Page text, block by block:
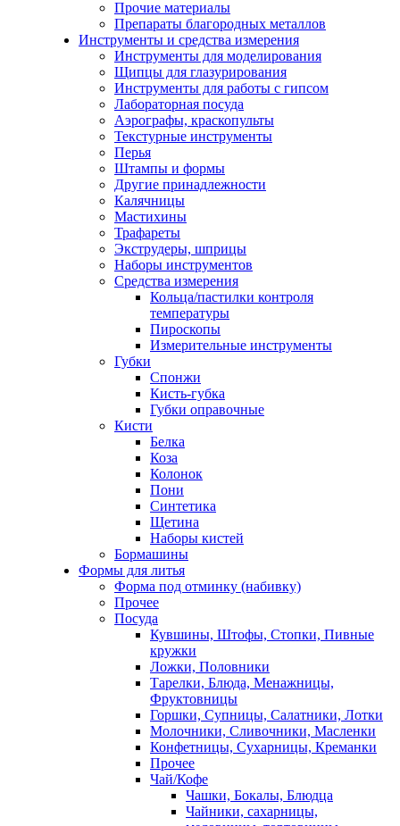
Прочие материалы
Препараты благородных металлов
Инструменты и средства измерения
Инструменты для моделирования
Щипцы для глазурирования
Инструменты для работы с гипсом
Лабораторная посуда
Аэрографы, краскопульты
Текстурные инструменты
Перья
Штампы и формы
Другие принадлежности
Калячницы
Мастихины
Трафареты
Экструдеры, шприцы
Наборы инструментов
Средства измерения
Кольца/пастилки контроля
температуры
Пироскопы
Измерительные инструменты
Губки
Спонжи
Кисть-губка
Губки оправочные
Кисти
Белка
Коза
Колонок
Пони
Синтетика
Щетина
Наборы кистей
Бормашины
Формы для литья
Форма под отминку (набивку)
Прочее
Посуда
Кувшины, Штофы, Стопки, Пивные
кружки
Ложки, Половники
Тарелки, Блюда, Менажницы,
Фруктовницы
Горшки, Супницы, Салатники, Лотки
Молочники, Сливочники, Масленки
Конфетницы, Сухарницы, Креманки
Прочее
Чай/Кофе
Чашки, Бокалы, Блюдца
Чайники, сахарницы,